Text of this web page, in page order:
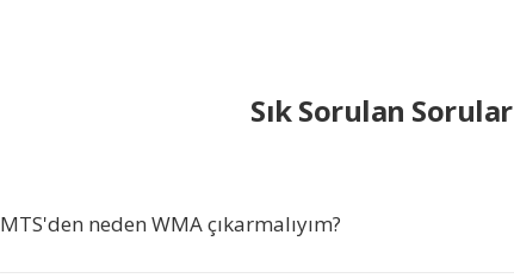
Sık Sorulan Sorular
MTS'den neden WMA çıkarmalıyım?